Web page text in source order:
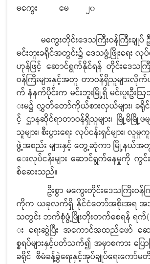
မကွေး မေ ၂၀
မကွေးတိုင်းဒေသကြီးဝန်ကြီးချု
မင်းဘူးခရိုင်အတွင်း၌ ဒေသဖွံ့ဖြိုးရေး လုပ်
ဟုန်ဖြင့် ဆောင်ရွက်နိုင်ရန် တိုင်းဒေသက
ဝန်ကြီးများနှင့်အတူ တာဝန်ရှိသူများလို
က် နံနက်ပိုင်းက မင်းဘူးမြို့ရှိ မင်းပူးဦး
းမ၌ လွှတ်တော်ကိုယ်စားလှယ်များ၊ ခ
င့် ဌာနဆိုင်ရာတာဝန်ရှိသူများ၊ မြို့မိမြို့ဖမ
သူများ၊ စီးပွားရေး လုပ်ငန်းရှင်များ၊
ဖွဲ့အစည်း များနှင့် တွေ့ဆုံကာ မြို့နယ်အတွ
ေးလုပ်ငန်းများ ဆောင်ရွက်နေမှုကို ကွ
စ်ဆေးသည်။
ဦးစွာ မကွေးတိုင်းဒေသကြီးဝန်က
ကိုက ယခုလက်ရှိ နိုင်ငံတော်အစိုးအရ အသ
သတွင်း ဘက်စုံဖွံ့ဖြိုးတိုးတက်စေရန် ရက်(၁
း ရေးဆွဲပြီး အကောင်အထည်ဖော် ဆ
စ္စရပ်များနှင့်ပတ်သက်၍ အမှာစကား ပြောက
ခရိုင် စီမံခန့်ခွဲရေးနှင့်အုပ်ချုပ်ရေးကော်မ